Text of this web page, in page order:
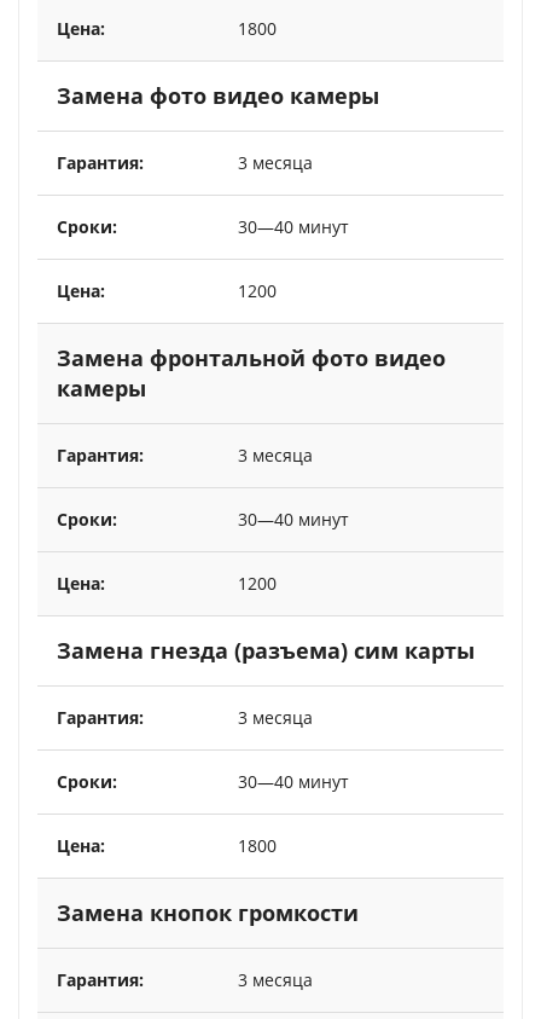
1800
Замена фото видео камеры
3 месяца
30—40 минут
1200
Замена фронтальной фото видео
камеры
3 месяца
30—40 минут
1200
Замена гнезда (разъема) сим карты
3 месяца
30—40 минут
1800
Замена кнопок громкости
3 месяца